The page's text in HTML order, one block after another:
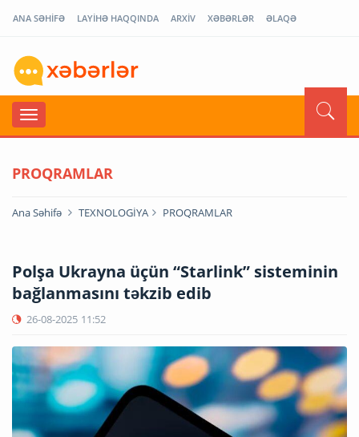
ANA SƏHİFƏ LAYİHƏ HAQQINDA ARXİV XƏBƏRLƏR ƏLAQƏ
PROQRAMLAR
Ana Səhifə TEXNOLOGİYA PROQRAMLAR
Polşa Ukrayna üçün “Starlink” sisteminin
bağlanmasını təkzib edib
26-08-2025 11:52